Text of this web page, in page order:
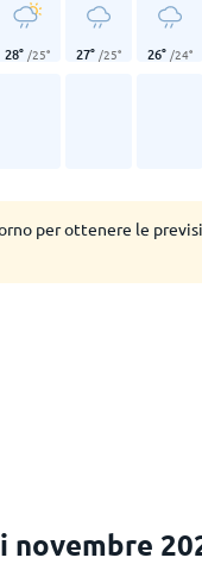
28° /25° 27° /25° 26° /24°
per ottenere le
novembre